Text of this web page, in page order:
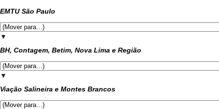
EMTU São Paulo
▼
BH, Contagem, Betim, Nova Lima e Região
▼
Viação Salineira e Montes Brancos